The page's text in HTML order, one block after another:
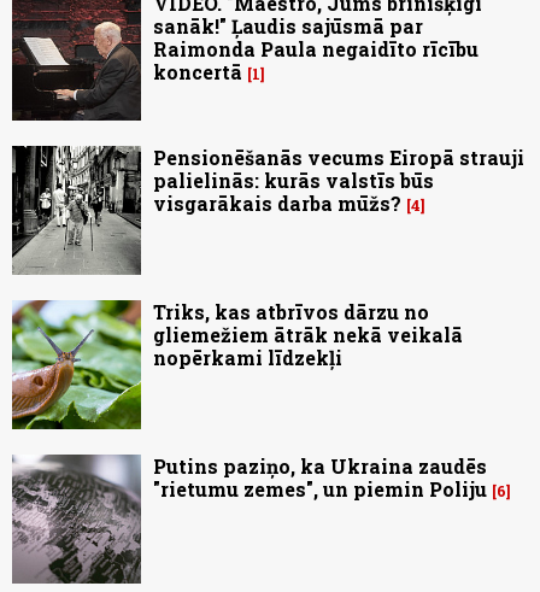
sanāk!" Ļaudis sajūsmā par
Raimonda Paula negaidīto rīcību
koncertā
1
Pensionēšanās vecums Eiropā strauji
palielinās: kurās valstīs būs
visgarākais darba mūžs? 4
Triks, kas atbrīvos dārzu no
gliemežiem ātrāk nekā veikalā
nopērkami līdzekļi
Putins paziņo, ka Ukraina zaudēs
"rietumu zemes", un piemin Poliju 6